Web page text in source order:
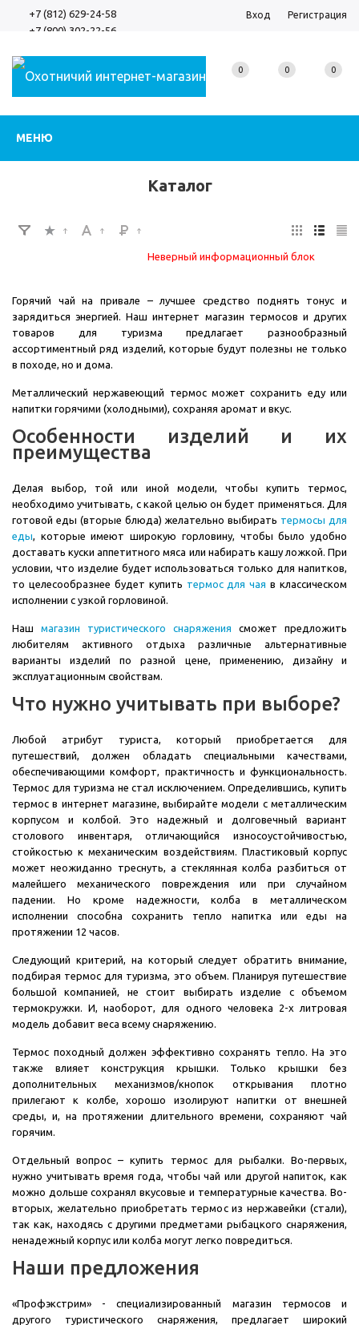
+7 (812) 629-24-58
+7 (800) 302-22-56
Вход Регистрация
МЕНЮ
0 0 0
Каталог
Неверный информационный блок
Горячий чай на привале – лучшее средство поднять тонус и
зарядиться энергией. Наш интернет магазин термосов и других
товаров для туризма предлагает разнообразный
ассортиментный ряд изделий, которые будут полезны не только
в походе, но и дома.
Металлический нержавеющий термос может сохранить еду или
напитки горячими (холодными), сохраняя аромат и вкус.
Особенности изделий и их
преимущества
Делая выбор, той или иной модели, чтобы купить термос,
необходимо учитывать, с какой целью он будет применяться. Для
готовой еды (вторые блюда) желательно выбирать термосы для
еды, которые имеют широкую горловину, чтобы было удобно
доставать куски аппетитного мяса или набирать кашу ложкой. При
условии, что изделие будет использоваться только для напитков,
то целесообразнее будет купить термос для чая в классическом
исполнении с узкой горловиной.
Наш магазин туристического снаряжения сможет предложить
любителям активного отдыха различные альтернативные
варианты изделий по разной цене, применению, дизайну и
эксплуатационным свойствам.
Что нужно учитывать при выборе?
Любой атрибут туриста, который приобретается для
путешествий, должен обладать специальными качествами,
обеспечивающими комфорт, практичность и функциональность.
Термос для туризма не стал исключением. Определившись, купить
термос в интернет магазине, выбирайте модели с металлическим
корпусом и колбой. Это надежный и долговечный вариант
столового инвентаря, отличающийся износоустойчивостью,
стойкостью к механическим воздействиям. Пластиковый корпус
может неожиданно треснуть, а стеклянная колба разбиться от
малейшего механического повреждения или при случайном
падении. Но кроме надежности, колба в металлическом
исполнении способна сохранить тепло напитка или еды на
протяжении 12 часов.
Следующий критерий, на который следует обратить внимание,
подбирая термос для туризма, это объем. Планируя путешествие
большой компанией, не стоит выбирать изделие с объемом
термокружки. И, наоборот, для одного человека 2-х литровая
модель добавит веса всему снаряжению.
Термос походный должен эффективно сохранять тепло. На это
также влияет конструкция крышки. Только крышки без
дополнительных механизмов/кнопок открывания плотно
прилегают к колбе, хорошо изолируют напитки от внешней
среды, и, на протяжении длительного времени, сохраняют чай
горячим.
Отдельный вопрос – купить термос для рыбалки. Во-первых,
нужно учитывать время года, чтобы чай или другой напиток, как
можно дольше сохранял вкусовые и температурные качества. Во-
вторых, желательно приобретать термос из нержавейки (стали),
так как, находясь с другими предметами рыбацкого снаряжения,
ненадежный корпус или колба могут легко повредиться.
Наши предложения
«Профэкстрим» - специализированный магазин термосов и
другого туристического снаряжения, предлагает широкий